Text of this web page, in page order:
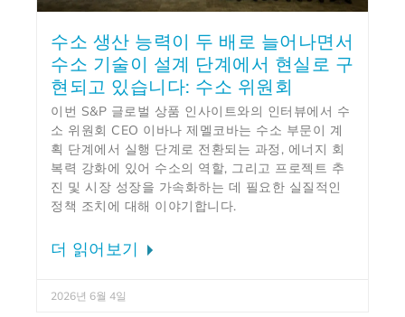
수소 생산 능력이 두 배로 늘어나면서
수소 기술이 설계 단계에서 현실로 구
현되고 있습니다: 수소 위원회
이번 S&P 글로벌 상품 인사이트와의 인터뷰에서 수
소 위원회 CEO 이바나 제멜코바는 수소 부문이 계
획 단계에서 실행 단계로 전환되는 과정, 에너지 회
복력 강화에 있어 수소의 역할, 그리고 프로젝트 추
진 및 시장 성장을 가속화하는 데 필요한 실질적인
정책 조치에 대해 이야기합니다.
더 읽어보기
2026년 6월 4일